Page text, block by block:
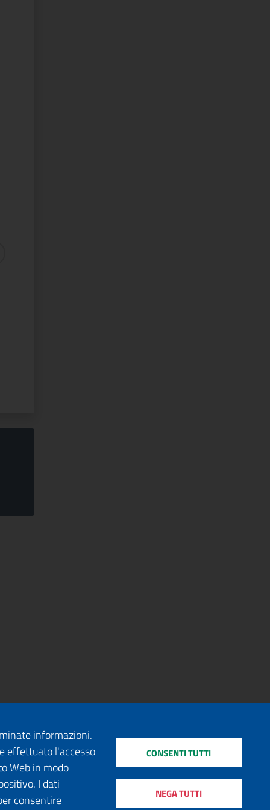
informazioni.
effettuato l'accesso
Web in modo
I dati
consentire
NEGA TUTTI
CONSENTI TUTTI